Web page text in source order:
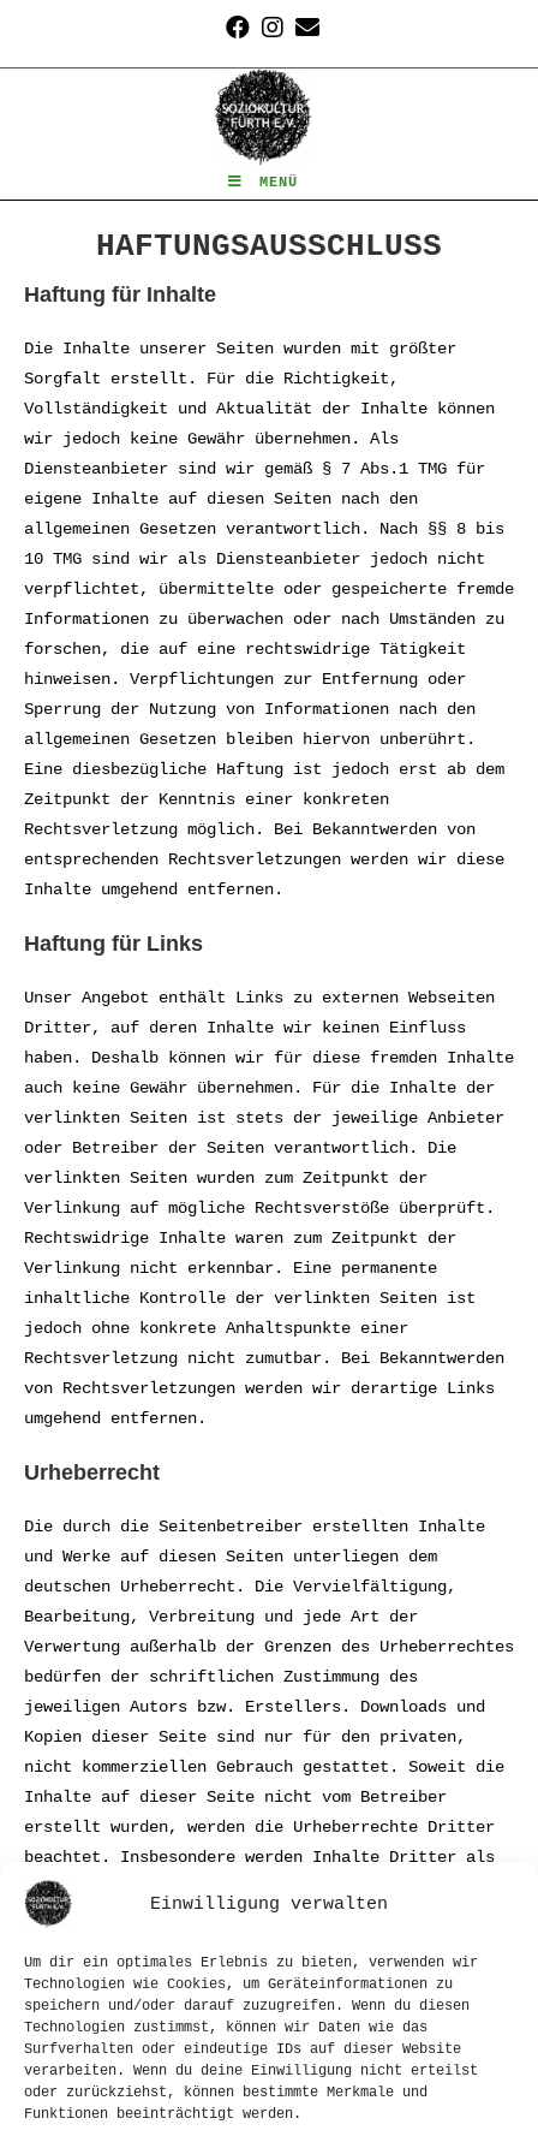
Einwilligung verwalten
Um dir ein optimales Erlebnis zu bieten, verwenden wir
Technologien wie Cookies, um Geräteinformationen zu
speichern und/oder darauf zuzugreifen. Wenn du diesen
Technologien zustimmst, können wir Daten wie das
Surfverhalten oder eindeutige IDs auf dieser Website
verarbeiten. Wenn du deine Einwilligung nicht erteilst
oder zurückziehst, können bestimmte Merkmale und
Funktionen beeinträchtigt werden.
springen
MENÜ
HAFTUNGSAUSSCHLUSS
Haftung für Inhalte
Die Inhalte unserer Seiten wurden mit größter
Sorgfalt erstellt. Für die Richtigkeit,
Vollständigkeit und Aktualität der Inhalte können
wir jedoch keine Gewähr übernehmen. Als
Diensteanbieter sind wir gemäß § 7 Abs.1 TMG für
eigene Inhalte auf diesen Seiten nach den
allgemeinen Gesetzen verantwortlich. Nach §§ 8 bis
10 TMG sind wir als Diensteanbieter jedoch nicht
verpflichtet, übermittelte oder gespeicherte fremde
Informationen zu überwachen oder nach Umständen zu
forschen, die auf eine rechtswidrige Tätigkeit
hinweisen. Verpflichtungen zur Entfernung oder
Sperrung der Nutzung von Informationen nach den
allgemeinen Gesetzen bleiben hiervon unberührt.
Eine diesbezügliche Haftung ist jedoch erst ab dem
Zeitpunkt der Kenntnis einer konkreten
Rechtsverletzung möglich. Bei Bekanntwerden von
entsprechenden Rechtsverletzungen werden wir diese
Inhalte umgehend entfernen.
Haftung für Links
Unser Angebot enthält Links zu externen Webseiten
Dritter, auf deren Inhalte wir keinen Einfluss
haben. Deshalb können wir für diese fremden Inhalte
auch keine Gewähr übernehmen. Für die Inhalte der
verlinkten Seiten ist stets der jeweilige Anbieter
oder Betreiber der Seiten verantwortlich. Die
verlinkten Seiten wurden zum Zeitpunkt der
Verlinkung auf mögliche Rechtsverstöße überprüft.
Rechtswidrige Inhalte waren zum Zeitpunkt der
Verlinkung nicht erkennbar. Eine permanente
inhaltliche Kontrolle der verlinkten Seiten ist
jedoch ohne konkrete Anhaltspunkte einer
Rechtsverletzung nicht zumutbar. Bei Bekanntwerden
von Rechtsverletzungen werden wir derartige Links
umgehend entfernen.
Urheberrecht
Die durch die Seitenbetreiber erstellten Inhalte
und Werke auf diesen Seiten unterliegen dem
deutschen Urheberrecht. Die Vervielfältigung,
Bearbeitung, Verbreitung und jede Art der
Verwertung außerhalb der Grenzen des Urheberrechtes
bedürfen der schriftlichen Zustimmung des
jeweiligen Autors bzw. Erstellers. Downloads und
Kopien dieser Seite sind nur für den privaten,
nicht kommerziellen Gebrauch gestattet. Soweit die
Inhalte auf dieser Seite nicht vom Betreiber
erstellt wurden, werden die Urheberrechte Dritter
beachtet. Insbesondere werden Inhalte Dritter als
solche gekennzeichnet. Sollten Sie trotzdem auf
eine Urheberrechtsverletzung aufmerksam werden,
Bekanntwerden von Rechtsverletzungen werden wir
derartige Inhalte umgehend entfernen.